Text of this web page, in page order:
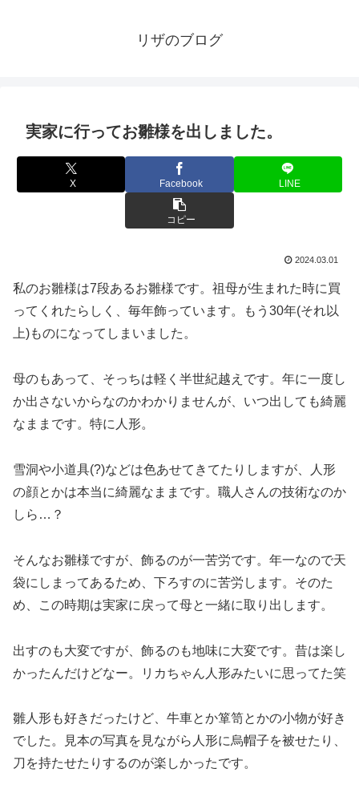
リザのブログ
実家に行ってお雛様を出しました。
X Facebook LINE
コピー
2024.03.01
私のお雛様は7段あるお雛様です。祖母が生まれた時に買
ってくれたらしく、毎年飾っています。もう30年(それ以
上)ものになってしまいました。
母のもあって、そっちは軽く半世紀越えです。年に一度し
か出さないからなのかわかりませんが、いつ出しても綺麗
なままです。特に人形。
雪洞や小道具(?)などは色あせてきてたりしますが、人形
の顔とかは本当に綺麗なままです。職人さんの技術なのか
しら…？
そんなお雛様ですが、飾るのが一苦労です。年一なので天
袋にしまってあるため、下ろすのに苦労します。そのた
め、この時期は実家に戻って母と一緒に取り出します。
出すのも大変ですが、飾るのも地味に大変です。昔は楽し
かったんだけどなー。リカちゃん人形みたいに思ってた笑
雛人形も好きだったけど、牛車とか箪笥とかの小物が好き
でした。見本の写真を見ながら人形に烏帽子を被せたり、
刀を持たせたりするのが楽しかったです。